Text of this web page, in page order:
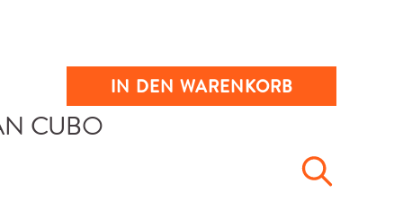
IN DEN WARENKORB